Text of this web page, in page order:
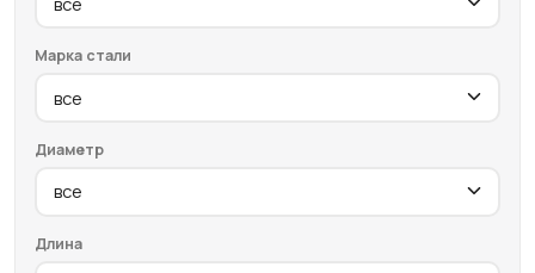
Марка стали
Диаметр
Длина